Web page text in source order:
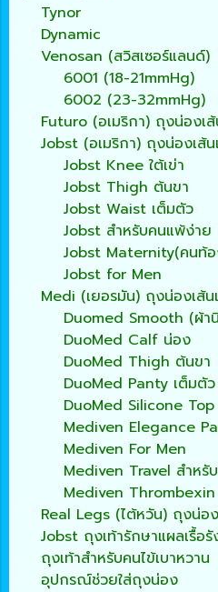
Tynor
Dynamic
Venosan (สวิสเซอร์แลนด์)
6001 (18-21mmHg)
6002 (23-32mmHg)
Futuro (อเมริกา) ถุงน่องเ
Jobst (อเมริกา) ถุงน่องเส้
Jobst Knee ใต้เข่า
Jobst Thigh ต้นขา
Jobst Waist เต็มตัว
Jobst สำหรับคนแพ้ง่าย
Jobst Maternity(คนท้
Jobst for Men
Medi (เยอรมัน) ถุงน่องเส้
Duomed Smooth (ผ้า
DuoMed Calf น่อง
DuoMed Thigh ต้นขา
DuoMed Panty เต็มตัว
DuoMed Silicone
Mediven Elegance
Mediven For Men
Mediven Travel สำหรั
Mediven Thrombexin
Real Legs (ไต้หวัน) ถุงน่อ
Jobst ถุงเท้ารักษาแผลเรื้อ
ถุงเท้าสำหรับคนไข้เบาหวาน
อุปกรณ์ช่วยใส่ถุงน่อง